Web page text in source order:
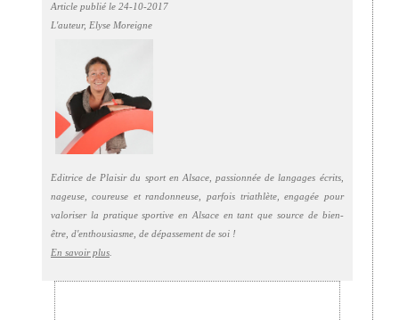
Article publié le 24-10-2017
L'auteur, Elyse Moreigne
Editrice de Plaisir du sport en Alsace, passionnée de langages écrits,
nageuse, coureuse et randonneuse, parfois triathlète, engagée pour
valoriser la pratique sportive en Alsace en tant que source de bien-
être, d'enthousiasme, de dépassement de soi !
En savoir plus.